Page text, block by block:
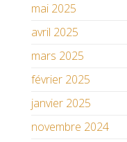
mai 2025
avril 2025
mars 2025
février 2025
janvier 2025
novembre 2024